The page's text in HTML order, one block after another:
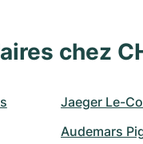
chez
Jaeger Le-
Audemars